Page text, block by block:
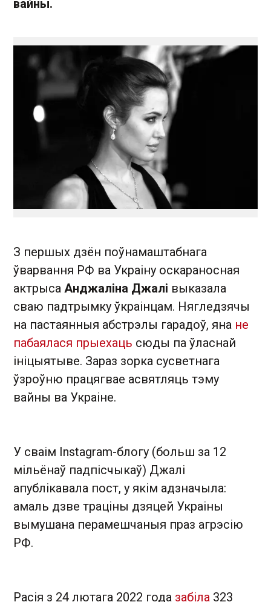
вайны.
З першых дзён поўнамаштабнага
ўварвання РФ ва Украіну оскараносная
актрыса Анджаліна Джалі выказала
сваю падтрымку ўкраінцам. Нягледзячы
на пастаянныя абстрэлы гарадоў, яна не
пабаялася прыехаць сюды па ўласнай
ініцыятыве. Зараз зорка сусветнага
ўзроўню працягвае асвятляць тэму
вайны ва Украіне.
У сваім Instagram-блогу (больш за 12
мільёнаў падпісчыкаў) Джалі
апублікавала пост, у якім адзначыла:
амаль дзве траціны дзяцей Украіны
вымушана перамешчаныя праз агрэсію
РФ.
Расія з 24 лютага 2022 года забіла 323